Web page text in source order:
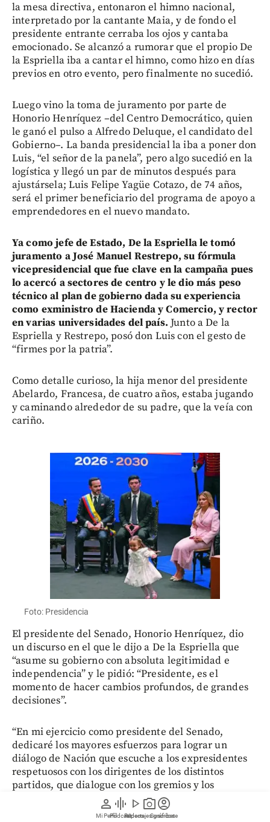
person
Mi Perfil
graphic_eq
Pódcast
play_arrow
Videos
photo_camera
Reportajes gráficos
account_circle
Suscríbete
la mesa directiva, entonaron el himno nacional,
interpretado por la cantante Maia, y de fondo el
presidente entrante cerraba los ojos y cantaba
emocionado. Se alcanzó a rumorar que el propio De
la Espriella iba a cantar el himno, como hizo en días
previos en otro evento, pero finalmente no sucedió.
Luego vino la toma de juramento por parte de
Honorio Henríquez –del Centro Democrático, quien
le ganó el pulso a Alfredo Deluque, el candidato del
Gobierno–. La banda presidencial la iba a poner don
Luis, “el señor de la panela”, pero algo sucedió en la
logística y llegó un par de minutos después para
ajustársela; Luis Felipe Yagüe Cotazo, de 74 años,
será el primer beneficiario del programa de apoyo a
emprendedores en el nuevo mandato.
Ya como jefe de Estado, De la Espriella le tomó
juramento a José Manuel Restrepo, su fórmula
vicepresidencial que fue clave en la campaña pues
lo acercó a sectores de centro y le dio más peso
técnico al plan de gobierno dada su experiencia
como exministro de Hacienda y Comercio, y rector
en varias universidades del país. Junto a De la
Espriella y Restrepo, posó don Luis con el gesto de
“firmes por la patria”.
Como detalle curioso, la hija menor del presidente
Abelardo, Francesa, de cuatro años, estaba jugando
y caminando alrededor de su padre, que la veía con
cariño.
Foto: Presidencia
El presidente del Senado, Honorio Henríquez, dio
un discurso en el que le dijo a De la Espriella que
“asume su gobierno con absoluta legitimidad e
independencia” y le pidió: “Presidente, es el
momento de hacer cambios profundos, de grandes
decisiones”.
“En mi ejercicio como presidente del Senado,
dedicaré los mayores esfuerzos para lograr un
diálogo de Nación que escuche a los expresidentes
respetuosos con los dirigentes de los distintos
partidos, que dialogue con los gremios y los
sindicatos para construir entre todos la solución de
nuestros problemas”, dijo.